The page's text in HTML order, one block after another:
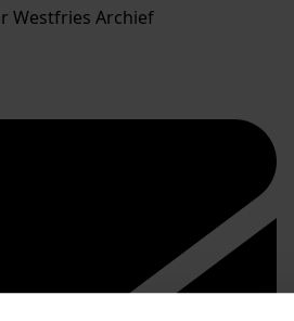
Westfries Archief